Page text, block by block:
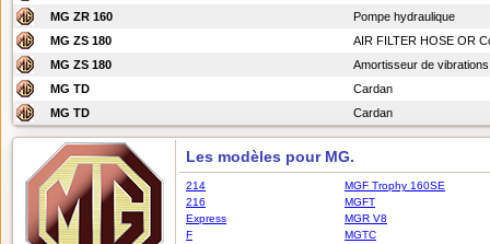
MG ZR 160
Pompe hydraulique
MG ZS 180
AIR FILTER HOSE OR
MG ZS 180
Amortisseur de vibrations
MG TD
Cardan
MG TD
Cardan
Les modèles pour MG.
214
216
Express
F
MGF Trophy 160SE
MGFT
MGR V8
MGTC